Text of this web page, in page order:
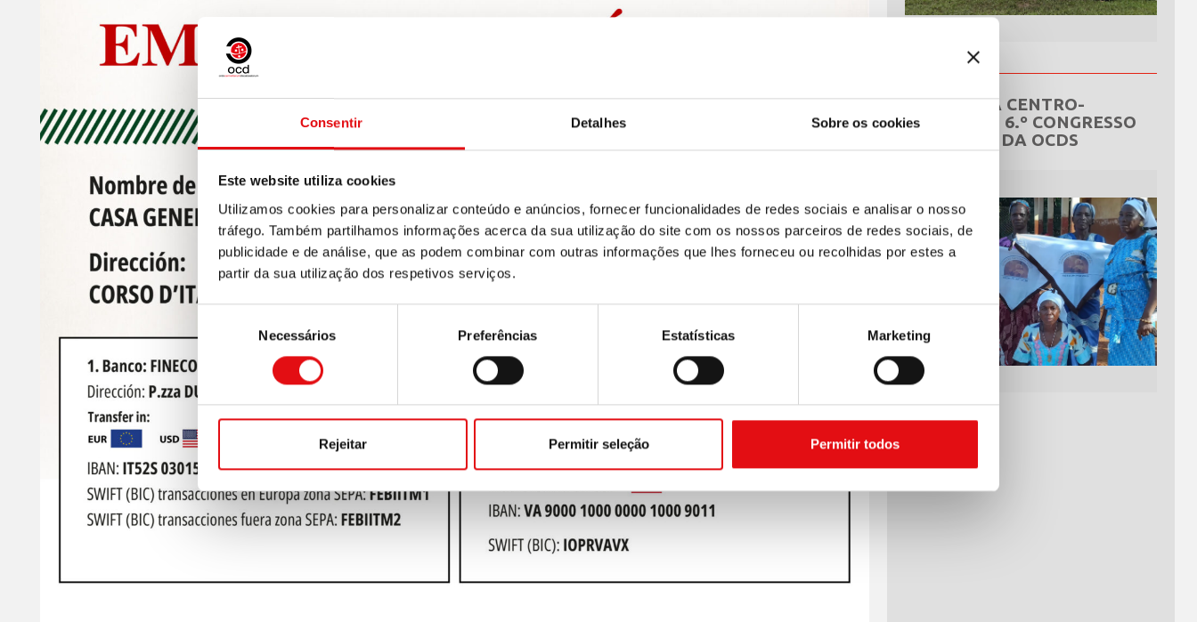
Consentir Detalhes Sobre os cookies
Este website utiliza cookies
Utilizamos cookies para personalizar conteúdo e anúncios, fornecer funcionalidades de redes sociais e analisar o nosso
tráfego. Também partilhamos informações acerca da sua utilização do site com os nossos parceiros de redes sociais, de
publicidade e de análise, que as podem combinar com outras informações que lhes forneceu ou recolhidas por estes a
partir da sua utilização dos respetivos serviços.
de
consentimento
Necessários Preferências Estatísticas Marketing
Rejeitar Permitir seleção Permitir todos
REPÚBLICA CENTRO-
AFRICANA: 6.º CONGRESSO
NACIONAL DA OCDS